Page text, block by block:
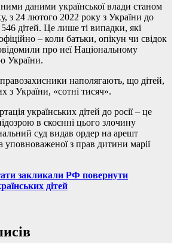
даними української влади станом
з 24 лютого 2022 року з України до
дітей. Це лише ті випадки, які
– коли батьки, опікун чи свідок
про неї Національному
України.
наполягають, що дітей,
з України, «сотні тисяч».
українських дітей до росії – це
в скоєнні цього злочину
суд видав ордер на арешт
уповноваженої з прав дитини марії
закликали РФ повернути
дітей